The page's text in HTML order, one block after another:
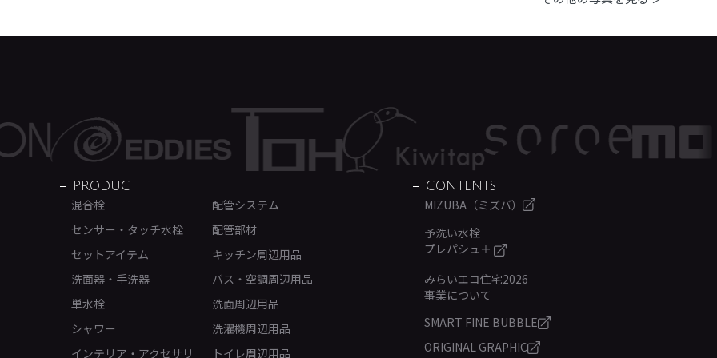
PRODUCT
混合栓
センサー・タッチ水栓
セットアイテム
洗面器・手洗器
単水栓
シャワー
インテリア・アクセサリ
配管システム
配管部材
キッチン周辺用品
バス・空調周辺用品
洗面周辺用品
洗濯機周辺用品
トイレ周辺用品
CONTENTS
MIZUBA（ミズバ）
予洗い水栓
プレパシュ＋
みらいエコ住宅2026
事業について
SMART FINE BUBBLE
ORIGINAL GRAPHIC